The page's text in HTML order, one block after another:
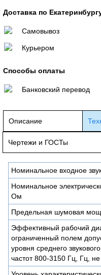
Доставка по
Самовывоз
Курьером
Способы оплаты
Банковский перевод
Описание
Чертежи и ГОСТы
Номинальное входное
Номинальное
Ом
Предельная шумовая
Эффективный рабочий
ограниченный полем
уровня среднего
частот 800-3150 Гц, Гц,